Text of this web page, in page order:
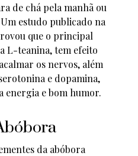
de chá pela manhã ou
estudo publicado na
que o principal
L-teanina, tem efeito
os nervos, além
e dopamina,
energia e bom humor.
da abóbora